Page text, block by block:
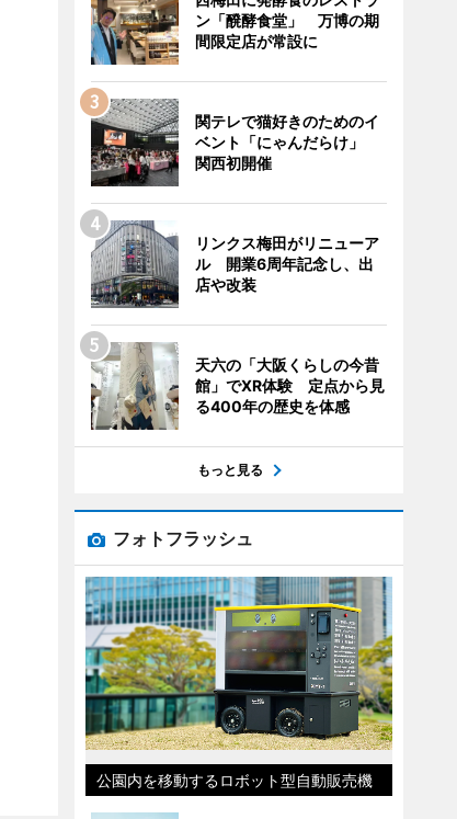
ン「醗酵食堂」 万博の期
間限定店が常設に
関テレで猫好きのためのイ
ベント「にゃんだらけ」
関西初開催
リンクス梅田がリニューア
ル 開業6周年記念し、出
店や改装
天六の「大阪くらしの今昔
館」でXR体験 定点から見
る400年の歴史を体感
もっと見る
フォトフラッシュ
公園内を移動するロボット型自動販売機